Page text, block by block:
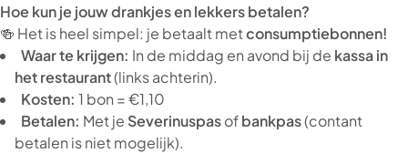
Hoe kun je jouw drankjes en lekkers betalen?
🍻 Het is heel simpel: je betaalt metconsumptiebonnen!
Waar te krijgen: In de middag en avond bij de kassa in
het restaurant(links achterin).
Kosten: 1 bon = €1,10
Betalen: Met je Severinuspasofbankpas(contant
betalen is niet mogelijk).